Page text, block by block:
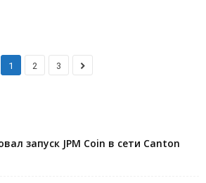
1 2 3
запуск JPM Coin в сети Canton